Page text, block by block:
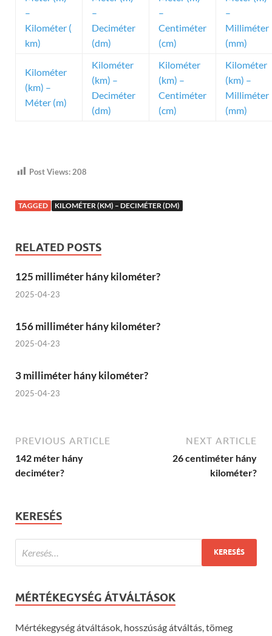
–
Kilométer (
km)
–
Deciméter
(dm)
–
Centiméter
(cm)
–
Milliméter
(mm)
Kilométer
(km) –
Méter (m)
Kilométer
(km) –
Deciméter
(dm)
Kilométer
(km) –
Centiméter
(cm)
Kilométer
(km) –
Milliméter
(mm)
Post Views: 208
TAGGED KILOMÉTER (KM) – DECIMÉTER (DM)
RELATED POSTS
125 milliméter hány kilométer?
2025-04-23
156 milliméter hány kilométer?
2025-04-23
3 milliméter hány kilométer?
2025-04-23
PREVIOUS ARTICLE
142 méter hány
deciméter?
NEXT ARTICLE
26 centiméter hány
kilométer?
KERESÉS
MÉRTÉKEGYSÉG ÁTVÁLTÁSOK
Mértékegység átváltások, hosszúság átváltás, tömeg